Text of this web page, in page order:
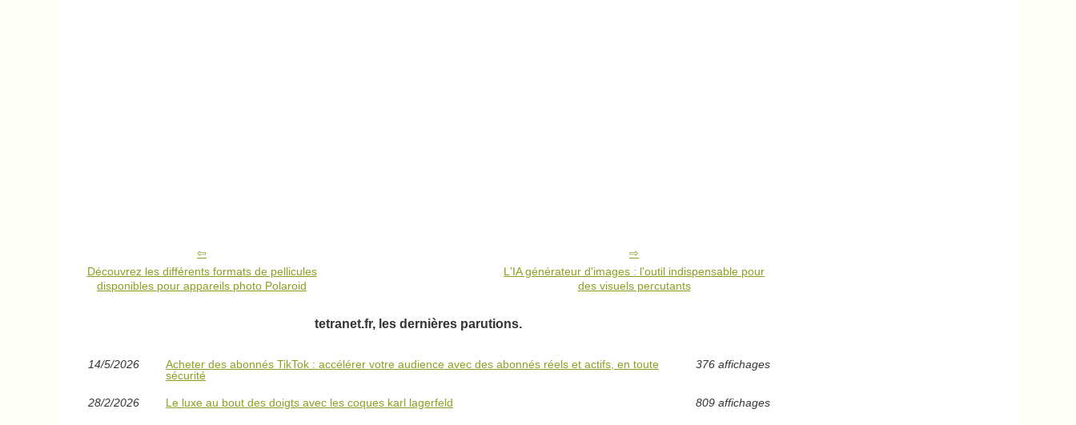
Découvrez les différents formats de pellicules
disponibles pour appareils photo Polaroid
L'IA générateur d'images : l'outil indispensable pour
des visuels percutants
tetranet.fr, les dernières parutions.
14/5/2026
Acheter des abonnés TikTok : accélérer votre audience avec des abonnés réels et actifs, en toute
sécurité
376 affichages
28/2/2026 Le luxe au bout des doigts avec les coques karl lagerfeld 809 affichages